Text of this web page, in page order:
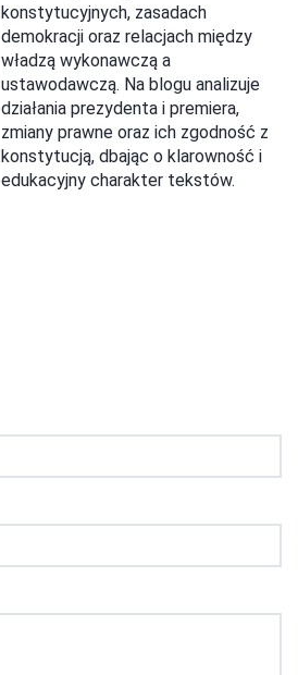
konstytucyjnych, zasadach
demokracji oraz relacjach między
władzą wykonawczą a
ustawodawczą. Na blogu analizuje
działania prezydenta i premiera,
zmiany prawne oraz ich zgodność z
konstytucją, dbając o klarowność i
edukacyjny charakter tekstów.